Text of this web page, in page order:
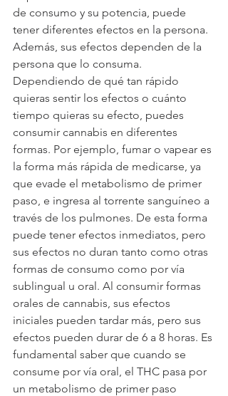
de consumo y su potencia, puede
tener diferentes efectos en la persona.
Además, sus efectos dependen de la
persona que lo consuma.
Dependiendo de qué tan rápido
quieras sentir los efectos o cuánto
tiempo quieras su efecto, puedes
consumir cannabis en diferentes
formas. Por ejemplo, fumar o vapear es
la forma más rápida de medicarse, ya
que evade el metabolismo de primer
paso, e ingresa al torrente sanguíneo a
través de los pulmones. De esta forma
puede tener efectos inmediatos, pero
sus efectos no duran tanto como otras
formas de consumo como por vía
sublingual u oral. Al consumir formas
orales de cannabis, sus efectos
iniciales pueden tardar más, pero sus
efectos pueden durar de 6 a 8 horas. Es
fundamental saber que cuando se
consume por vía oral, el THC pasa por
un metabolismo de primer paso